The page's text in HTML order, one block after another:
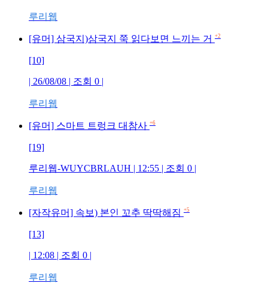
루리웹
[유머] 삼국지)삼국지 쭉 읽다보면 느끼는 거 +2
[10]
| 26/08/08 | 조회 0 |
루리웹
[유머] 스마트 트렁크 대참사 +6
[19]
루리웹-WUYCBRLAUH | 12:55 | 조회 0 |
루리웹
[자작유머] 속보) 본인 꼬추 딱딱해짐 +5
[13]
| 12:08 | 조회 0 |
루리웹